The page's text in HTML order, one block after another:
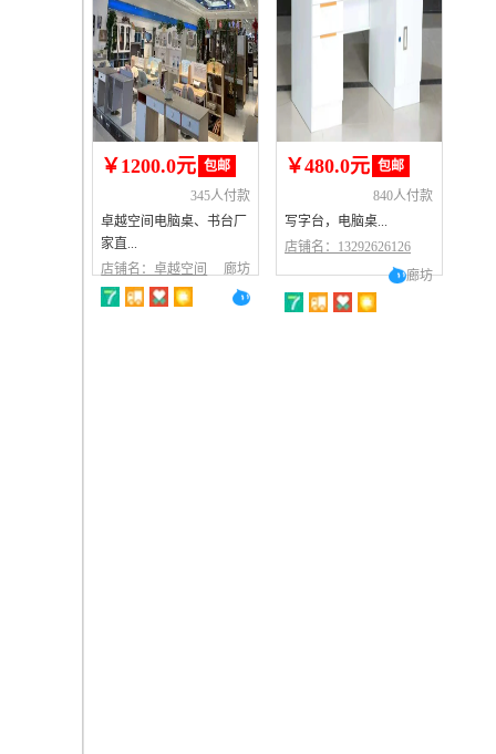
￥1200.0元 包邮
345人付款
卓越空间电脑桌、书台厂
家直...
店铺名：卓越空间
廊坊
￥480.0元 包邮
840人付款
写字台，电脑桌...
店铺名：13292626126
廊坊